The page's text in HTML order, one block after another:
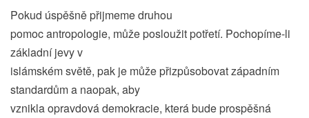
Pokud úspěšně přijmeme druhou
pomoc antropologie, může posloužit potřetí. Pochopíme-li
základní jevy v
islámském světě, pak je může přizpůsobovat západním
standardům a naopak, aby
vznikla opravdová demokracie, která bude prospěšná